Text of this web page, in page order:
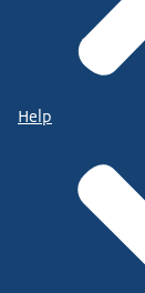
Help